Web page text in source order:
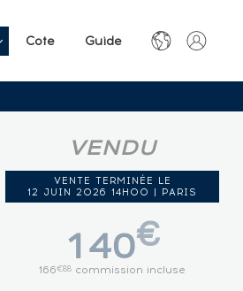
Cote Guide
VENDU
VENTE TERMINÉE LE
12 JUIN 2026 14H00 | PARIS
140€
166€88 commission incluse